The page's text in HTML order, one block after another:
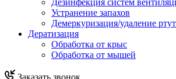
Устранение запахов
Демеркуризация/удаление
Дератизация
Обработка от крыс
Обработка от мышей
Заказать звонок